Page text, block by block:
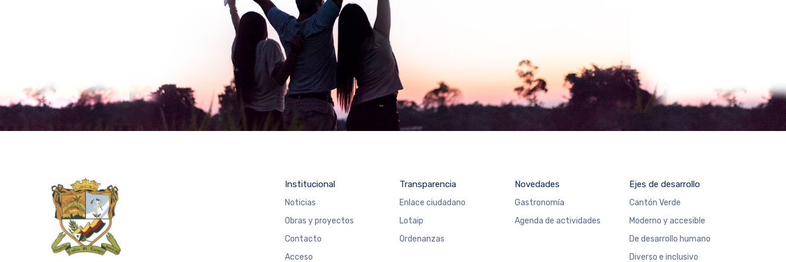
Institucional
Noticias
Obras y proyectos
Contacto
Acceso
Transparencia
Enlace ciudadano
Lotaip
Ordenanzas
Novedades
Gastronomía
Agenda de actividades
Ejes de desarrollo
Cantón Verde
Moderno y accesible
De desarrollo humano
Diverso e inclusivo